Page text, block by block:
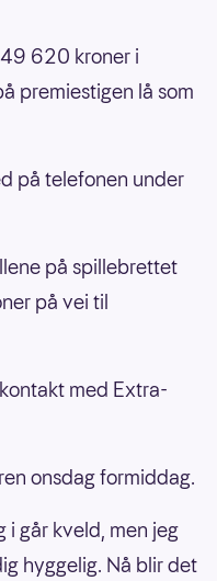
620 kroner i
premiestigen lå som
på telefonen under
på spillebrettet
på vei til
med Extra-
onsdag formiddag.
i går kveld, men jeg
hyggelig. Nå blir det